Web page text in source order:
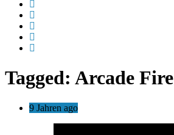
Tagged: Arcade Fire
9 Jahren ago